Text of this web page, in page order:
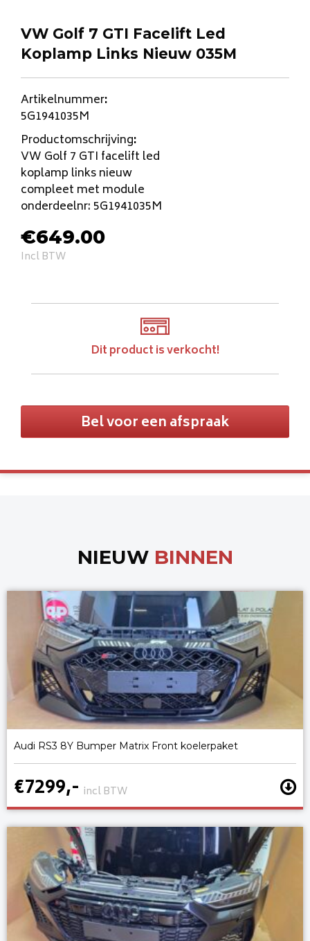
VW Golf 7 GTI Facelift Led
Koplamp Links Nieuw 035M
Artikelnummer:
5G1941035M
Productomschrijving:
VW Golf 7 GTI facelift led
koplamp links nieuw
compleet met module
onderdeelnr: 5G1941035M
€649.00
Incl BTW
Dit product is verkocht!
Bel voor een afspraak
NIEUW BINNEN
Audi RS3 8Y Bumper Matrix Front koelerpaket
€7299,- incl BTW